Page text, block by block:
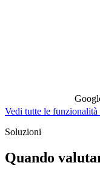
Vedi tutte le
Soluzioni
Quando